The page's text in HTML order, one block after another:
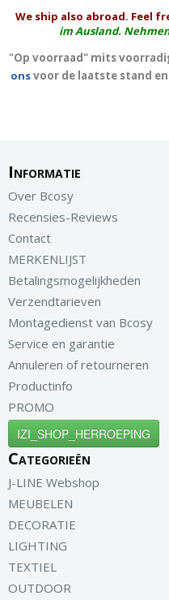
We ship also abroad. Feel
im Ausland.
"Op voorraad" mits
onsvoor de laatste stand
Informatie
Over Bcosy
Recensies-Reviews
Contact
MERKENLIJST
Betalingsmogelijkheden
Verzendtarieven
Montagedienst van Bcosy
Service en garantie
Annuleren of retourneren
Productinfo
PROMO
IZI_SHOP_HERROEPING
Categorieën
J-LINE Webshop
MEUBELEN
DECORATIE
LIGHTING
TEXTIEL
OUTDOOR